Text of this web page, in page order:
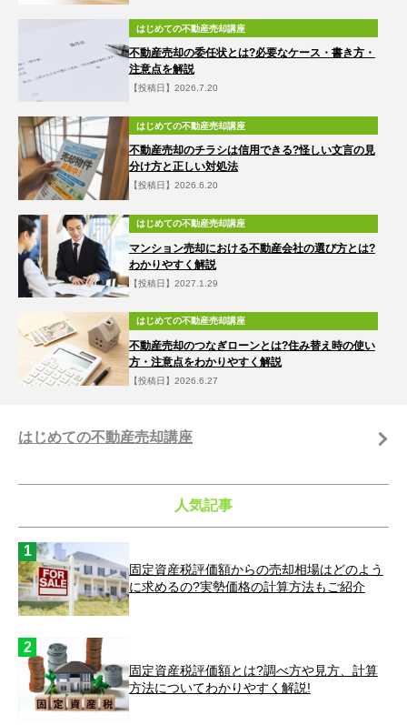
はじめての不動産売却講座
不動産売却の委任状とは?必要なケース・書き方・
注意点を解説
【投稿日】2026.7.20
はじめての不動産売却講座
不動産売却のチラシは信用できる?怪しい文言の見
分け方と正しい対処法
【投稿日】2026.6.20
はじめての不動産売却講座
マンション売却における不動産会社の選び方とは?
わかりやすく解説
【投稿日】2027.1.29
はじめての不動産売却講座
不動産売却のつなぎローンとは?住み替え時の使い
方・注意点をわかりやすく解説
【投稿日】2026.6.27
はじめての不動産売却講座
人気記事
固定資産税評価額からの売却相場はどのよう
に求めるの?実勢価格の計算方法もご紹介
固定資産税評価額とは?調べ方や見方、計算
方法についてわかりやすく解説!